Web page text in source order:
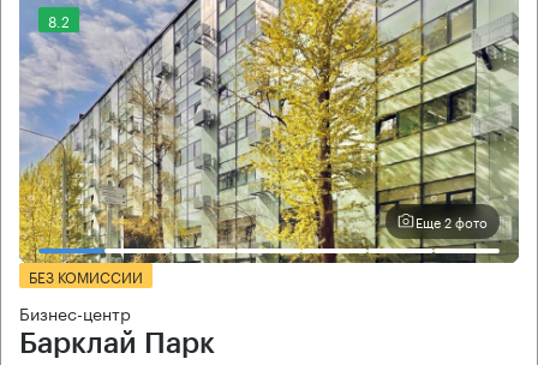
8.2
Еще 2 фото
БЕЗ КОМИССИИ
Бизнес-центр
Барклай Парк